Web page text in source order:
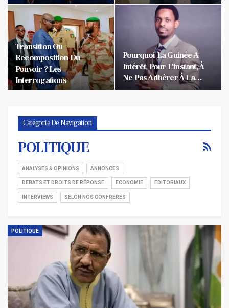
Transition Ou
Recomposition Du
Pouvoir ? Les
Interrogations
Soulevées…
Pourquoi La Guinée A
Intérêt, Pour L’instant, À
Ne Pas Adhérer À La…
Catégorie De Navigation
POLITIQUE
ANALYSES & OPINIONS ANNONCES
DEBATS ET DROITS DE RÉPONSE ECONOMIE EDITORIAUX
INTERVIEWS SELON NOS CONFRERES
POLITIQUE